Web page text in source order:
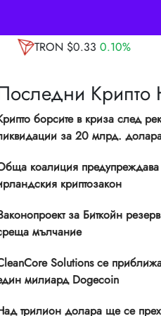
Cardano $0.20
Крипто
борсите в криза след
за 20 млрд.
коалиция предупреждава
криптозакон
за Биткойн
мълчание
Solutions се
милиард Dogecoin
трилион долара ще се